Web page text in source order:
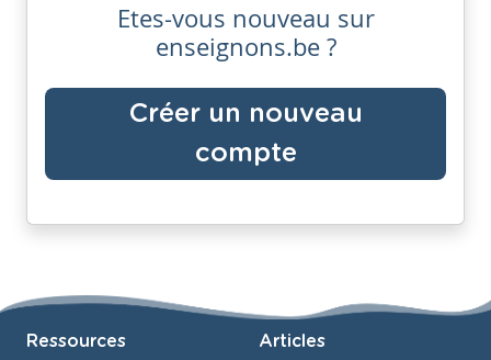
Etes-vous nouveau sur
enseignons.be ?
Créer un nouveau
compte
Ressources Articles